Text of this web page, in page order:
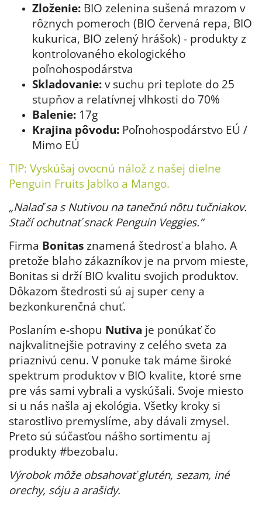
Zloženie: BIO zelenina sušená mrazom v
rôznych pomeroch (BIO červená repa, BIO
kukurica, BIO zelený hrášok) - produkty z
kontrolovaného ekologického
poľnohospodárstva
Skladovanie: v suchu pri teplote do 25
stupňov a relatívnej vlhkosti do 70%
Balenie: 17g
Krajina pôvodu: Poľnohospodárstvo EÚ /
Mimo EÚ
TIP: Vyskúšaj ovocnú nálož z našej dielne
Penguin Fruits Jablko a Mango.
„Nalaď sa s Nutivou na tanečnú nôtu tučniakov.
Stačí ochutnať snack Penguin Veggies.”
Firma Bonitas znamená štedrosť a blaho. A
pretože blaho zákazníkov je na prvom mieste,
Bonitas si drží BIO kvalitu svojich produktov.
Dôkazom štedrosti sú aj super ceny a
bezkonkurenčná chuť.
Poslaním e-shopu Nutiva je ponúkať čo
najkvalitnejšie potraviny z celého sveta za
priaznivú cenu. V ponuke tak máme široké
spektrum produktov v BIO kvalite, ktoré sme
pre vás sami vybrali a vyskúšali. Svoje miesto
si u nás našla aj ekológia. Všetky kroky si
starostlivo premyslíme, aby dávali zmysel.
Preto sú súčasťou nášho sortimentu aj
produkty #bezobalu.
Výrobok môže obsahovať glutén, sezam, iné
orechy, sóju a arašidy.